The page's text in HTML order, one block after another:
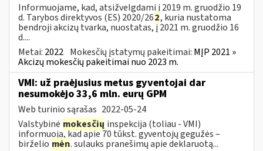
Informuojame, kad, atsižvelgdami į 2019 m. gruodžio 19
d. Tarybos direktyvos (ES) 2020/262, kuria nustatoma
bendroji akcizų tvarka, nuostatas, į 2021 m. gruodžio 16
d....
Metai: 2022 Mokesčių įstatymų pakeitimai: MĮP 2021 »
Akcizų mokesčių pakeitimai nuo 2023 m.
VMI: už praėjusius metus gyventojai dar
nesumokėjo 33,6 mln. eurų GPM
Web turinio sąrašas 2022-05-24
Valstybinė mokesčių inspekcija (toliau - VMI)
informuoja, kad apie 70 tūkst. gyventojų gegužės –
birželio mėn. sulauks pranešimų apie deklaruotą...